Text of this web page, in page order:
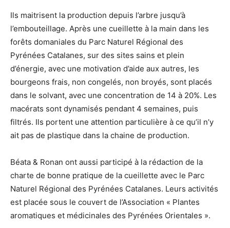
Ils maitrisent la production depuis l’arbre jusqu’à
l’embouteillage. Après une cueillette à la main dans les
forêts domaniales du Parc Naturel Régional des
Pyrénées Catalanes, sur des sites sains et plein
d’énergie, avec une motivation d’aide aux autres, les
bourgeons frais, non congelés, non broyés, sont placés
dans le solvant, avec une concentration de 14 à 20%. Les
macérats sont dynamisés pendant 4 semaines, puis
filtrés. Ils portent une attention particulière à ce qu’il n’y
ait pas de plastique dans la chaine de production.
Béata & Ronan ont aussi participé à la rédaction de la
charte de bonne pratique de la cueillette avec le Parc
Naturel Régional des Pyrénées Catalanes. Leurs activités
est placée sous le couvert de l’Association « Plantes
aromatiques et médicinales des Pyrénées Orientales ».